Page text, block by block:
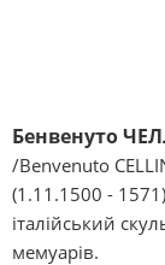
Бенвенуто
/Benvenuto
(1.11.1500 -
італійський
мемуарів.